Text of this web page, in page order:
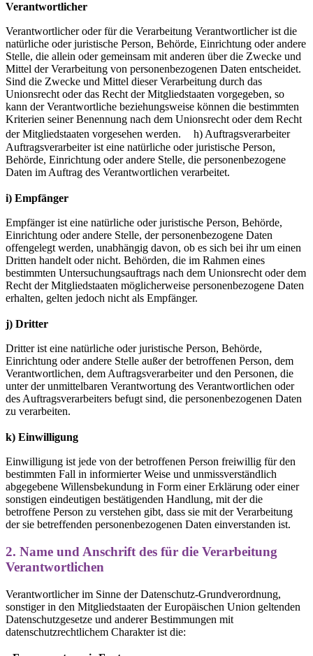
Verantwortlicher
Verantwortlicher oder für die Verarbeitung Verantwortlicher ist die
natürliche oder juristische Person, Behörde, Einrichtung oder andere
Stelle, die allein oder gemeinsam mit anderen über die Zwecke und
Mittel der Verarbeitung von personenbezogenen Daten entscheidet.
Sind die Zwecke und Mittel dieser Verarbeitung durch das
Unionsrecht oder das Recht der Mitgliedstaaten vorgegeben, so
kann der Verantwortliche beziehungsweise können die bestimmten
Kriterien seiner Benennung nach dem Unionsrecht oder dem Recht
der Mitgliedstaaten vorgesehen werden. h) Auftragsverarbeiter
Auftragsverarbeiter ist eine natürliche oder juristische Person,
Behörde, Einrichtung oder andere Stelle, die personenbezogene
Daten im Auftrag des Verantwortlichen verarbeitet.
i) Empfänger
Empfänger ist eine natürliche oder juristische Person, Behörde,
Einrichtung oder andere Stelle, der personenbezogene Daten
offengelegt werden, unabhängig davon, ob es sich bei ihr um einen
Dritten handelt oder nicht. Behörden, die im Rahmen eines
bestimmten Untersuchungsauftrags nach dem Unionsrecht oder dem
Recht der Mitgliedstaaten möglicherweise personenbezogene Daten
erhalten, gelten jedoch nicht als Empfänger.
j) Dritter
Dritter ist eine natürliche oder juristische Person, Behörde,
Einrichtung oder andere Stelle außer der betroffenen Person, dem
Verantwortlichen, dem Auftragsverarbeiter und den Personen, die
unter der unmittelbaren Verantwortung des Verantwortlichen oder
des Auftragsverarbeiters befugt sind, die personenbezogenen Daten
zu verarbeiten.
k) Einwilligung
Einwilligung ist jede von der betroffenen Person freiwillig für den
bestimmten Fall in informierter Weise und unmissverständlich
abgegebene Willensbekundung in Form einer Erklärung oder einer
sonstigen eindeutigen bestätigenden Handlung, mit der die
betroffene Person zu verstehen gibt, dass sie mit der Verarbeitung
der sie betreffenden personenbezogenen Daten einverstanden ist.
2. Name und Anschrift des für die Verarbeitung
Verantwortlichen
Verantwortlicher im Sinne der Datenschutz-Grundverordnung,
sonstiger in den Mitgliedstaaten der Europäischen Union geltenden
Datenschutzgesetze und anderer Bestimmungen mit
datenschutzrechtlichem Charakter ist die: